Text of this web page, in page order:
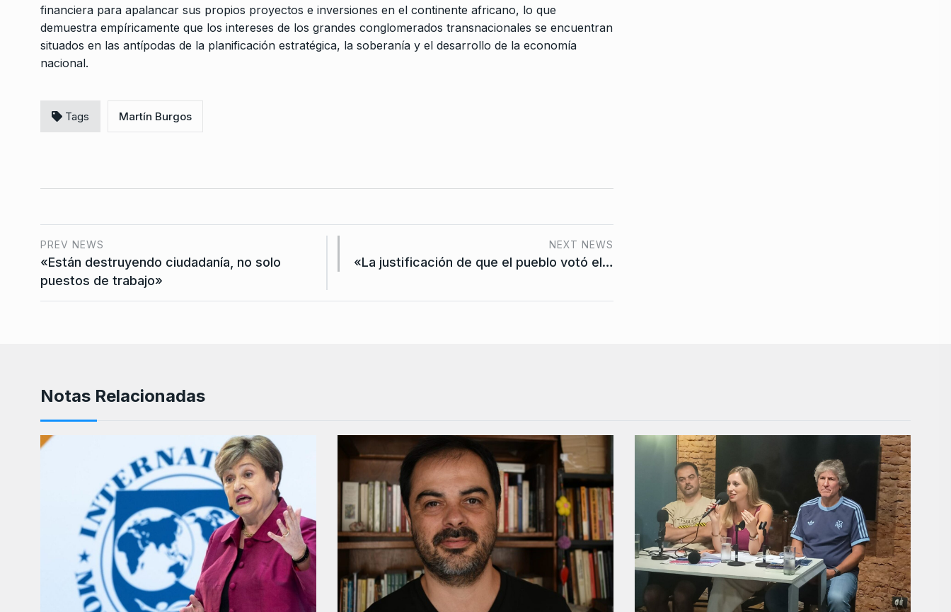
financiera para apalancar sus propios proyectos e inversiones en el continente africano, lo que
demuestra empíricamente que los intereses de los grandes conglomerados transnacionales se encuentran
situados en las antípodas de la planificación estratégica, la soberanía y el desarrollo de la economía
nacional.
Tags Martín Burgos
PREV NEWS
«Están destruyendo ciudadanía, no solo
puestos de trabajo»
NEXT NEWS
«La justificación de que el pueblo votó el…
Notas Relacionadas